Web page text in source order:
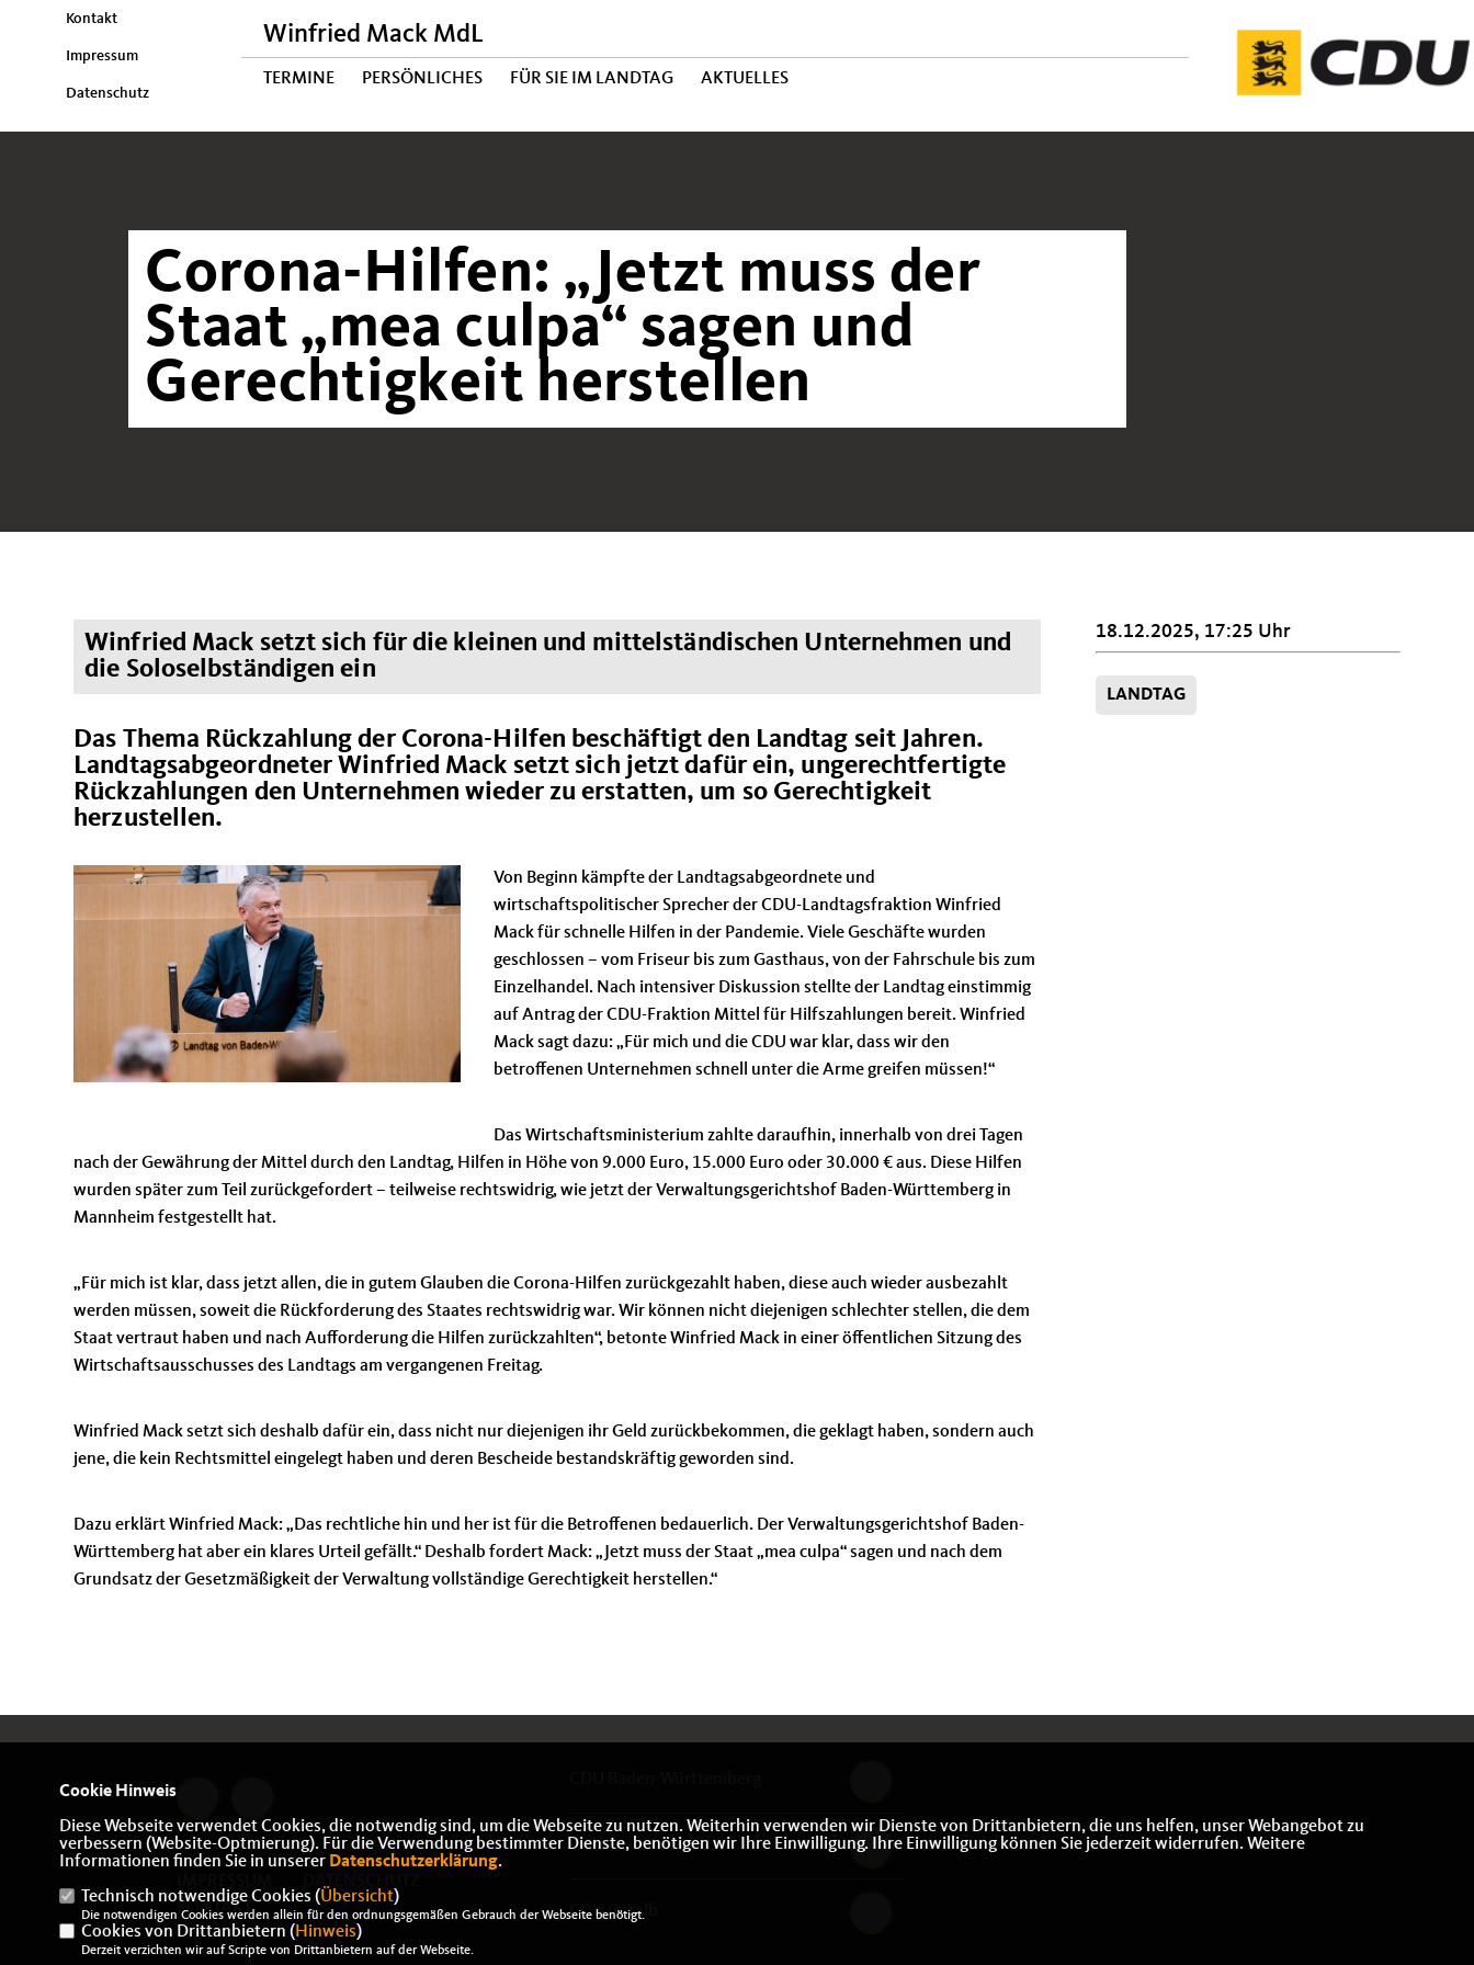
Kontakt
Impressum
Datenschutz
Winfried Mack MdL
TERMINE PERSÖNLICHES FÜR SIE IM LANDTAG AKTUELLES
Corona-Hilfen: „Jetzt muss der
Staat „mea culpa“ sagen und
Gerechtigkeit herstellen
Winfried Mack setzt sich für die kleinen und mittelständischen Unternehmen und
die Soloselbständigen ein
Das Thema Rückzahlung der Corona-Hilfen beschäftigt den Landtag seit Jahren.
Landtagsabgeordneter Winfried Mack setzt sich jetzt dafür ein, ungerechtfertigte
Rückzahlungen den Unternehmen wieder zu erstatten, um so Gerechtigkeit
herzustellen.
Von Beginn kämpfte der Landtagsabgeordnete und
wirtschaftspolitischer Sprecher der CDU-Landtagsfraktion Winfried
Mack für schnelle Hilfen in der Pandemie. Viele Geschäfte wurden
geschlossen – vom Friseur bis zum Gasthaus, von der Fahrschule bis zum
Einzelhandel. Nach intensiver Diskussion stellte der Landtag einstimmig
auf Antrag der CDU-Fraktion Mittel für Hilfszahlungen bereit. Winfried
Mack sagt dazu: „Für mich und die CDU war klar, dass wir den
betroffenen Unternehmen schnell unter die Arme greifen müssen!“
Das Wirtschaftsministerium zahlte daraufhin, innerhalb von drei Tagen
nach der Gewährung der Mittel durch den Landtag, Hilfen in Höhe von 9.000 Euro, 15.000 Euro oder 30.000 € aus. Diese Hilfen
wurden später zum Teil zurückgefordert – teilweise rechtswidrig, wie jetzt der Verwaltungsgerichtshof Baden-Württemberg in
Mannheim festgestellt hat.
Für mich ist klar, dass jetzt allen, die in gutem Glauben die Corona-Hilfen zurückgezahlt haben, diese auch wieder ausbezahlt
werden müssen, soweit die Rückforderung des Staates rechtswidrig war. Wir können nicht diejenigen schlechter stellen, die dem
Staat vertraut haben und nach Aufforderung die Hilfen zurückzahlten“, betonte Winfried Mack in einer öffentlichen Sitzung des
Wirtschaftsausschusses des Landtags am vergangenen Freitag.
Winfried Mack setzt sich deshalb dafür ein, dass nicht nur diejenigen ihr Geld zurückbekommen, die geklagt haben, sondern auch
jene, die kein Rechtsmittel eingelegt haben und deren Bescheide bestandskräftig geworden sind.
Dazu erklärt Winfried Mack: „Das rechtliche hin und her ist für die Betroffenen bedauerlich. Der Verwaltungsgerichtshof Baden-
Württemberg hat aber ein klares Urteil gefällt.“ Deshalb fordert Mack: „Jetzt muss der Staat „mea culpa“ sagen und nach dem
Grundsatz der Gesetzmäßigkeit der Verwaltung vollständige Gerechtigkeit herstellen.“
18.12.2025, 17:25 Uhr
LANDTAG
KONTAKT
CDU Deutschlands
CDU Ostalb
Cookie Hinweis
Diese Webseite verwendet Cookies, die notwendig sind, um die Webseite zu nutzen. Weiterhin verwenden wir Dienste von Drittanbietern, die uns helfen, unser Webangebot zu
verbessern (Website-Optmierung). Für die Verwendung bestimmter Dienste, benötigen wir Ihre Einwilligung. Ihre Einwilligung können Sie jederzeit widerrufen. Weitere
Informationen finden Sie in unserer Datenschutzerklärung.
Technisch notwendige Cookies (Übersicht)
Die notwendigen Cookies werden allein für den ordnungsgemäßen Gebrauch der Webseite benötigt.
Cookies von Drittanbietern ( Hinweis)
Derzeit verzichten wir auf Scripte von Drittanbietern auf der Webseite.